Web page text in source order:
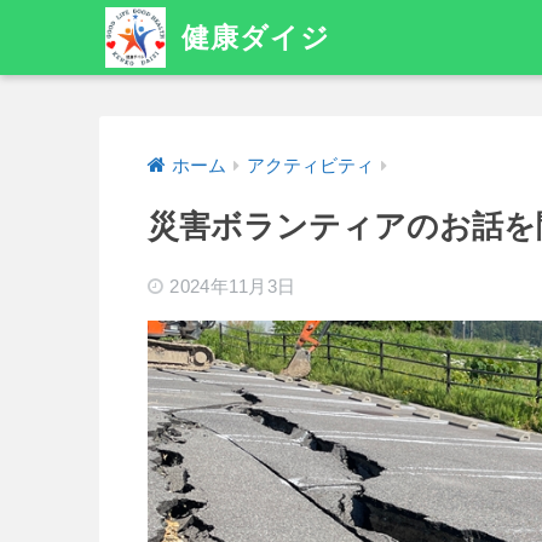
健康ダイジ
ホーム アクティビティ
災害ボランティアのお話
2024年11月3日